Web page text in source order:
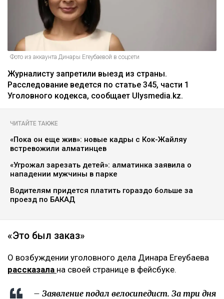
Фото из аккаунта Динары Егеубаевой в соцсети
Журналисту запретили выезд из страны.
Расследование ведется по статье 345, части 1
Уголовного кодекса, сообщает Ulysmedia.kz.
ЧИТАЙТЕ ТАКЖЕ
«Пока он еще жив»: новые кадры с Кок-Жайляу
встревожили алматинцев
«Угрожал зарезать детей»: алматинка заявила о
нападении мужчины в парке
Водителям придется платить гораздо больше за
проезд по БАКАД
«Это был заказ»
О возбуждении уголовного дела Динара Егеубаева
рассказала на своей странице в фейсбуке.
– Заявление подал велосипедист. За три дня